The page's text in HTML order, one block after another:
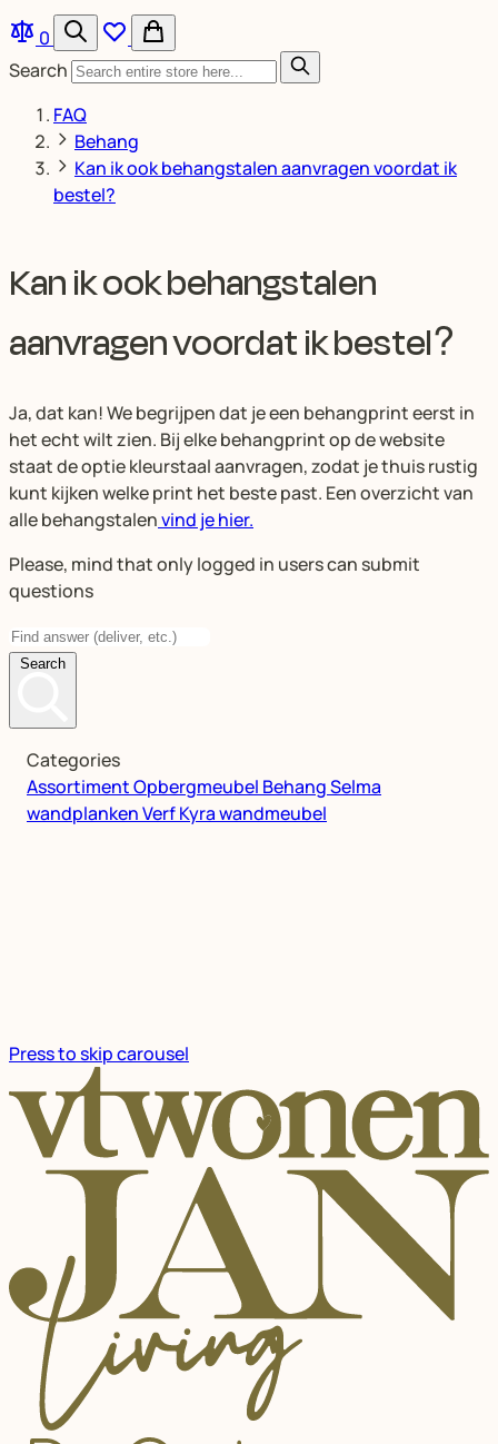
0
Search
FAQ
Behang
Kan ik ook behangstalen aanvragen voordat ik
bestel?
Kan ik ook behangstalen
aanvragen voordat ik bestel?
Ja, dat kan! We begrijpen dat je een behangprint eerst in
het echt wilt zien. Bij elke behangprint op de website
staat de optie kleurstaal aanvragen, zodat je thuis rustig
kunt kijken welke print het beste past. Een overzicht van
alle behangstalenvind je hier.
Please, mind that only logged in users can submit
questions
Search
Categories
AssortimentOpbergmeubel BehangSelma
wandplankenVerfKyra wandmeubel
Press to skip carousel